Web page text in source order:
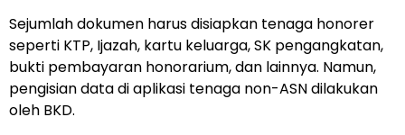
Sejumlah dokumen harus disiapkan tenaga honorer
seperti KTP, Ijazah, kartu keluarga, SK pengangkatan,
bukti pembayaran honorarium, dan lainnya. Namun,
pengisian data di aplikasi tenaga non-ASN dilakukan
oleh BKD.